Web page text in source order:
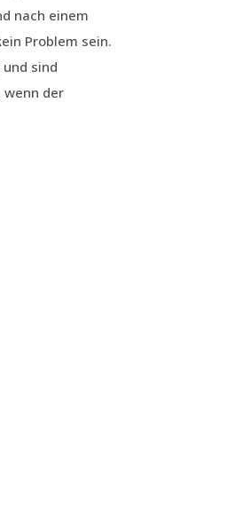
nach einem
Problem sein.
sind
wenn der